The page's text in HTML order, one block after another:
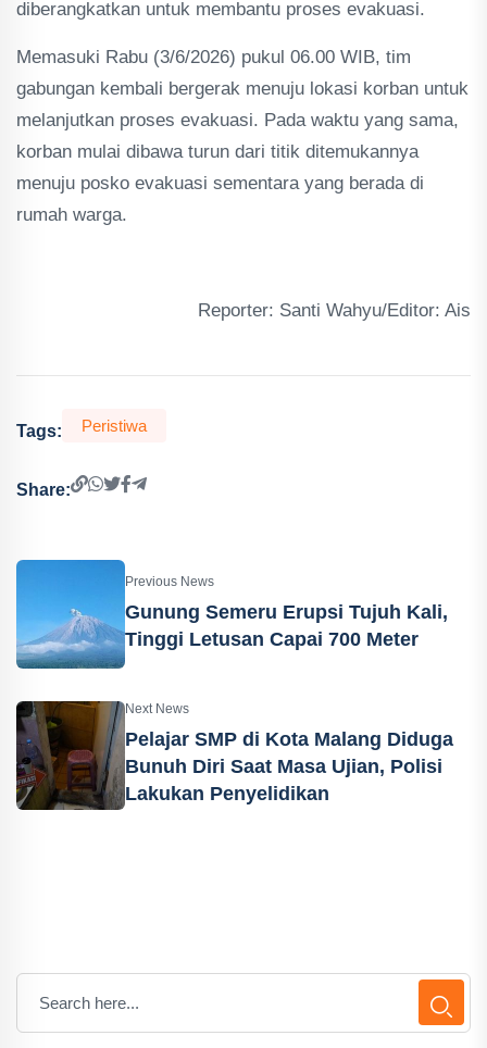
diberangkatkan untuk membantu proses evakuasi.
Memasuki Rabu (3/6/2026) pukul 06.00 WIB, tim
gabungan kembali bergerak menuju lokasi korban untuk
melanjutkan proses evakuasi. Pada waktu yang sama,
korban mulai dibawa turun dari titik ditemukannya
menuju posko evakuasi sementara yang berada di
rumah warga.
Reporter: Santi Wahyu/Editor: Ais
Tags: Peristiwa
Share:
Previous News
Gunung Semeru Erupsi Tujuh Kali,
Tinggi Letusan Capai 700 Meter
Next News
Pelajar SMP di Kota Malang Diduga
Bunuh Diri Saat Masa Ujian, Polisi
Lakukan Penyelidikan